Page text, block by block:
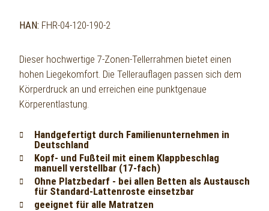
HAN: FHR-04-120-190-2
Dieser hochwertige 7-Zonen-Tellerrahmen bietet einen
hohen Liegekomfort. Die Tellerauflagen passen sich dem
Körperdruck an und erreichen eine punktgenaue
Körperentlastung.
Handgefertigt durch Familienunternehmen in
Deutschland
Kopf- und Fußteil mit einem Klappbeschlag
manuell verstellbar (17-fach)
Ohne Platzbedarf - bei allen Betten als Austausch
für Standard-Lattenroste einsetzbar
geeignet für alle Matratzen